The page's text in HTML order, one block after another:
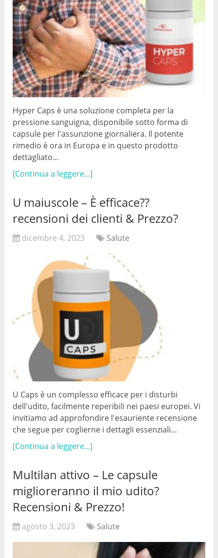
Hyper Caps è una soluzione completa per la
pressione sanguigna, disponibile sotto forma di
capsule per l'assunzione giornaliera. Il potente
rimedio è ora in Europa e in questo prodotto
dettagliato…
[Continua a leggere...]
U maiuscole – È efficace??
recensioni dei clienti & Prezzo?
dicembre 4, 2023 Salute
U Caps è un complesso efficace per i disturbi
dell'udito, facilmente reperibili nei paesi europei. Vi
invitiamo ad approfondire l'esauriente recensione
che segue per coglierne i dettagli essenziali…
[Continua a leggere...]
Multilan attivo – Le capsule
miglioreranno il mio udito?
Recensioni & Prezzo!
agosto 3, 2023 Salute